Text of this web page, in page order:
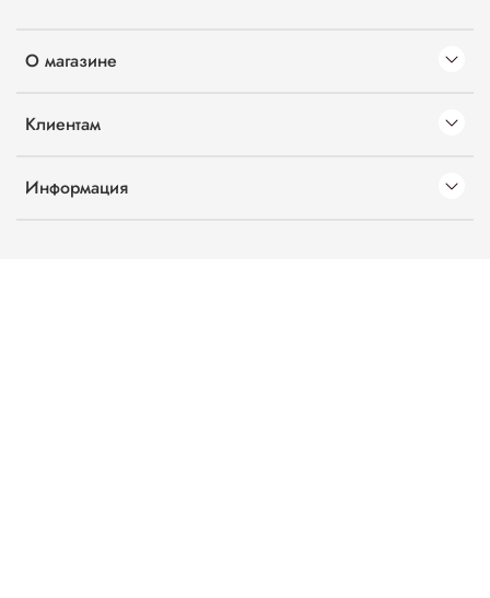
О магазине
Клиентам
Информация